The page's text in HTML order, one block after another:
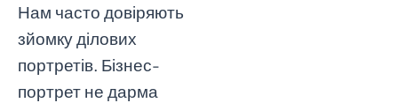
Нам часто довіряють
зйомку ділових
портретів. Бізнес-
портрет не дарма